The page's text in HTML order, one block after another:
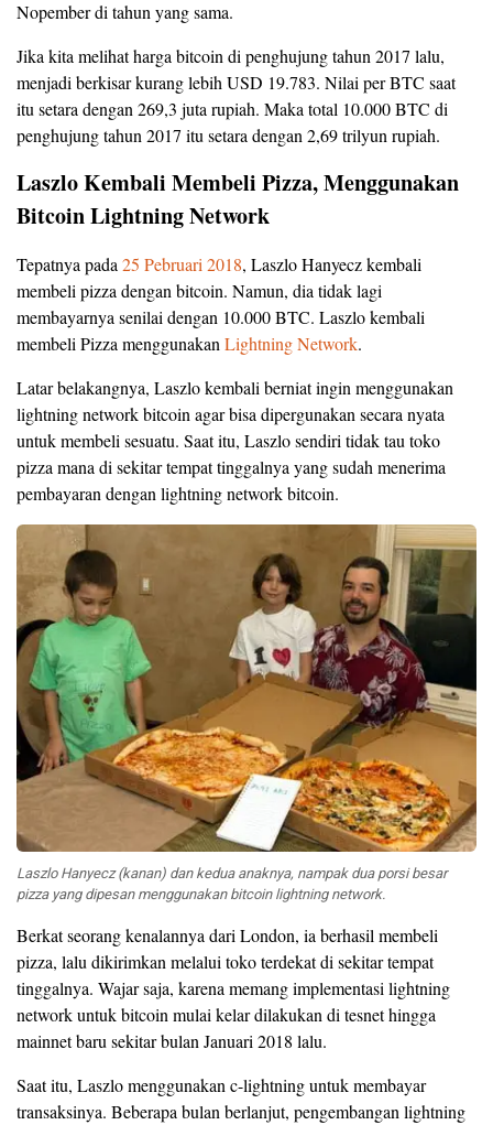
Nopember di tahun yang sama.
Jika kita melihat harga bitcoin di penghujung tahun 2017 lalu,
menjadi berkisar kurang lebih USD 19.783. Nilai per BTC saat
itu setara dengan 269,3 juta rupiah. Maka total 10.000 BTC di
penghujung tahun 2017 itu setara dengan 2,69 trilyun rupiah.
Laszlo Kembali Membeli Pizza, Menggunakan
Bitcoin Lightning Network
Tepatnya pada 25 Pebruari 2018, Laszlo Hanyecz kembali
membeli pizza dengan bitcoin. Namun, dia tidak lagi
membayarnya senilai dengan 10.000 BTC. Laszlo kembali
membeli Pizza menggunakan Lightning Network.
Latar belakangnya, Laszlo kembali berniat ingin menggunakan
lightning network bitcoin agar bisa dipergunakan secara nyata
untuk membeli sesuatu. Saat itu, Laszlo sendiri tidak tau toko
pizza mana di sekitar tempat tinggalnya yang sudah menerima
pembayaran dengan lightning network bitcoin.
Laszlo Hanyecz (kanan) dan kedua anaknya, nampak dua porsi besar
pizza yang dipesan menggunakan bitcoin lightning network.
Berkat seorang kenalannya dari London, ia berhasil membeli
pizza, lalu dikirimkan melalui toko terdekat di sekitar tempat
tinggalnya. Wajar saja, karena memang implementasi lightning
network untuk bitcoin mulai kelar dilakukan di tesnet hingga
mainnet baru sekitar bulan Januari 2018 lalu.
Saat itu, Laszlo menggunakan c-lightning untuk membayar
transaksinya. Beberapa bulan berlanjut, pengembangan lightning